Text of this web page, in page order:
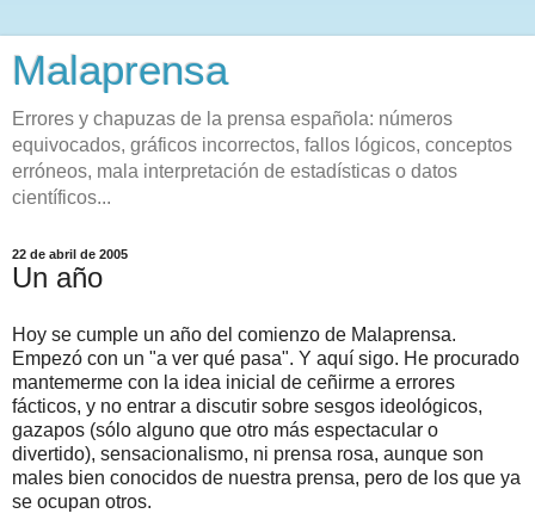
Malaprensa
Errores y chapuzas de la prensa española: números
equivocados, gráficos incorrectos, fallos lógicos, conceptos
erróneos, mala interpretación de estadísticas o datos
científicos...
22 de abril de 2005
Un año
Hoy se cumple un año del comienzo de Malaprensa.
Empezó con un "a ver qué pasa". Y aquí sigo. He procurado
mantemerme con la idea inicial de ceñirme a errores
fácticos, y no entrar a discutir sobre sesgos ideológicos,
gazapos (sólo alguno que otro más espectacular o
divertido), sensacionalismo, ni prensa rosa, aunque son
males bien conocidos de nuestra prensa, pero de los que ya
se ocupan otros.